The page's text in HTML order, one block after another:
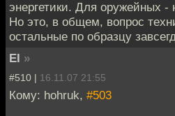
энергетики. Для оружейных
Но это, в общем, вопрос
остальные по образцу
EI »
#510 | 16.11.07 21:55
Кому: hohruk, #503